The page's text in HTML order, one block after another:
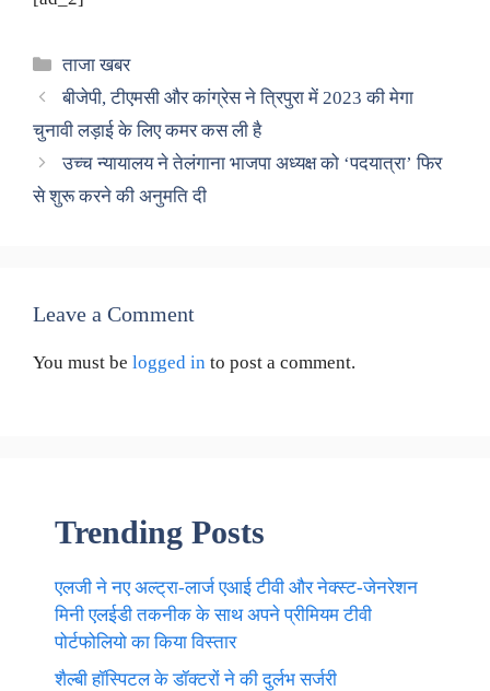
Categories
ताजा खबर
बीजेपी, टीएमसी और कांग्रेस ने त्रिपुरा में 2023 की मेगा
चुनावी लड़ाई के लिए कमर कस ली है
उच्च न्यायालय ने तेलंगाना भाजपा अध्यक्ष को ‘पदयात्रा’ फिर
से शुरू करने की अनुमति दी
Leave a Comment
You must be logged in to post a comment.
Trending Posts
एलजी ने नए अल्ट्रा-लार्ज एआई टीवी और नेक्स्ट-जेनरेशन
मिनी एलईडी तकनीक के साथ अपने प्रीमियम टीवी
पोर्टफोलियो का किया विस्तार
शैल्बी हॉस्पिटल के डॉक्टरों ने की दुर्लभ सर्जरी